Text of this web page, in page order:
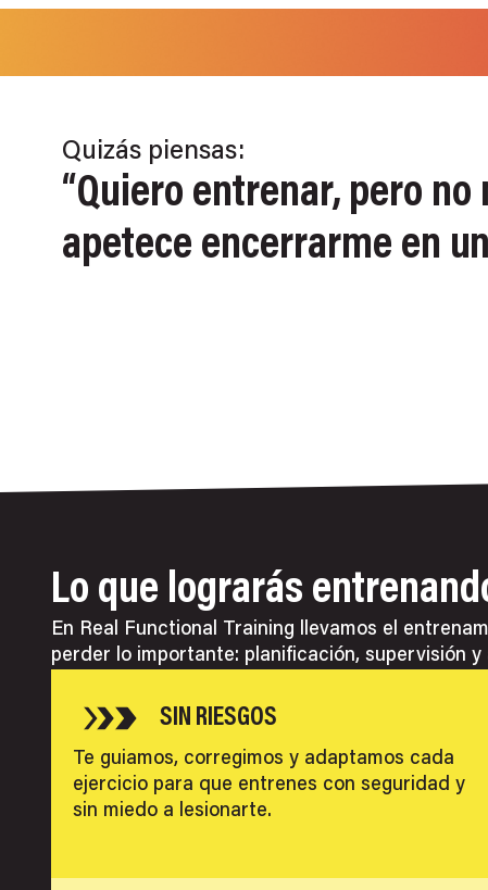
Quizás piensas:
“Quiero entrenar, pero no
apetece encerrarme en
Lo que lograrás
En Real Functional Training llevamos el
perder lo importante: planificación, supervisión y
SIN RIESGOS
Te guiamos, corregimos y adaptamos cada
ejercicio para que entrenes con seguridad y
sin miedo a lesionarte.